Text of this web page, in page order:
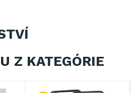
Z KATEGÓRIE